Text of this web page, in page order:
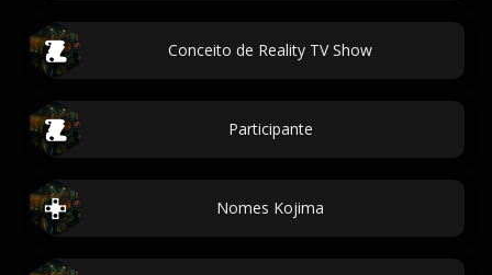
Conceito de Reality TV Show
Participante
Nomes Kojima